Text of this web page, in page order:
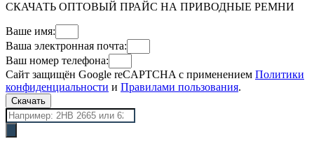
СКАЧАТЬ ОПТОВЫЙ ПРАЙС НА ПРИВОДНЫЕ РЕМНИ
Ваше имя:
Ваша электронная почта:
Ваш номер телефона:
Сайт защищён Google reCAPTCHA с применением Политики
конфиденциальности и Правилами пользования.
Скачать
Поиск
товаров